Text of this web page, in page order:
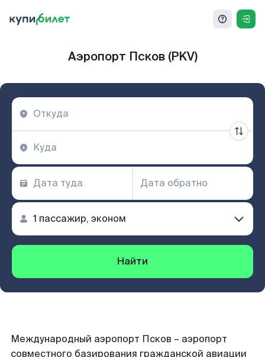
Аэропорт Псков (PKV)
Найти
Международный аэропорт Псков – аэропорт
совместного базирования гражданской авиации